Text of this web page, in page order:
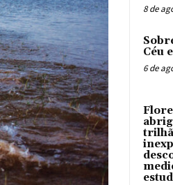
8 de
Céu
6 de